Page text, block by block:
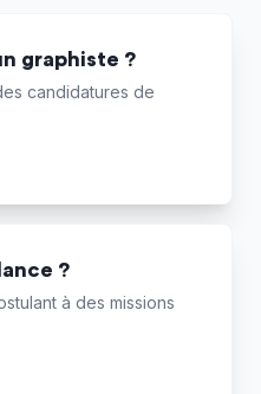
graphiste ?
candidatures de
?
à des missions